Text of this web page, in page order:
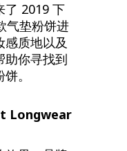
了 2019 下
气垫粉饼进
质地以及
助你寻找到
。
Longwear